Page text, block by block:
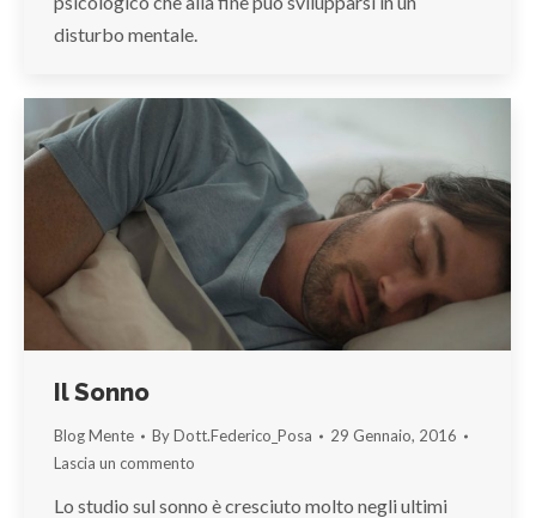
disturbo mentale.
Il Sonno
Blog Mente ByDott.Federico_Posa
29 Gennaio, 2016
Lascia un commento
Lo studio sul sonno è cresciuto molto negli ultimi